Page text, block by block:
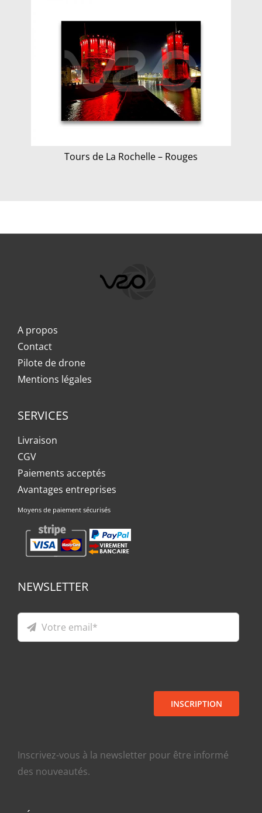
Tours de La Rochelle – Rouges
A propos
Contact
Pilote de drone
Mentions légales
SERVICES
Livraison
CGV
Paiements acceptés
Avantages entreprises
Moyens de paiement sécurisés
NEWSLETTER
INSCRIPTION
Inscrivez-vous à la newsletter pour être informé
des nouveautés.